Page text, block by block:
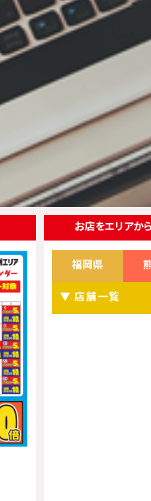
お店をエリアか
福岡県
▼ 店舗一覧